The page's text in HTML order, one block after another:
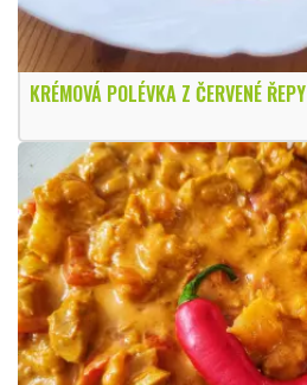
KRÉMOVÁ POLÉVKA Z ČERVENÉ ŘEPY